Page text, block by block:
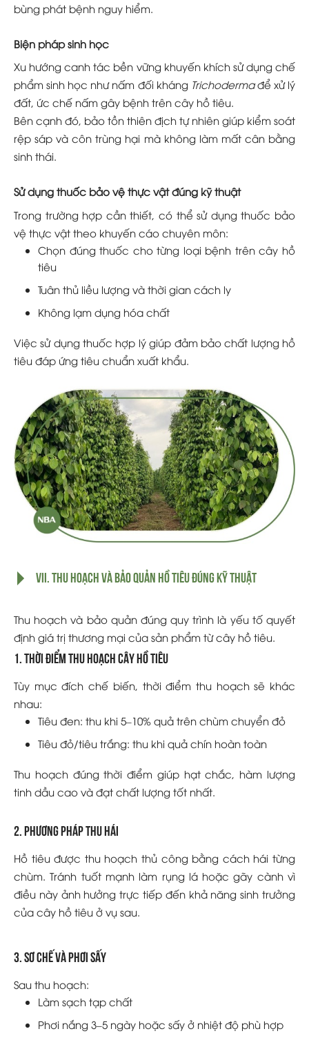
bùng phát bệnh nguy hiểm.
Biện pháp sinh học
Xu hướng canh tác bền vững khuyến khích sử dụng chế
phẩm sinh học như nấm đối kháng Trichodermađể xử lý
đất, ức chế nấm gây bệnh trên cây hồ tiêu.
Bên cạnh đó, bảo tồn thiên địch tự nhiên giúp kiểm soát
rệp sáp và côn trùng hại mà không làm mất cân bằng
sinh thái.
Sử dụng thuốc bảo vệ thực vật đúng kỹ thuật
Trong trường hợp cần thiết, có thể sử dụng thuốc bảo
vệ thực vật theo khuyến cáo chuyên môn:
Chọn đúng thuốc cho từng loại bệnh trên cây hồ
tiêu
Tuân thủ liều lượng và thời gian cách ly
Không lạm dụng hóa chất
Việc sử dụng thuốc hợp lý giúp đảm bảo chất lượng hồ
tiêu đáp ứng tiêu chuẩn xuất khẩu.
VII. Thu Hoạch Và Bảo Quản Hồ Tiêu Đúng Kỹ Thuật
Thu hoạch và bảo quản đúng quy trình là yếu tố quyết
định giá trị thương mại của sản phẩm từ cây hồ tiêu.
1. Thời điểm thu hoạch cây hồ tiêu
Tùy mục đích chế biến, thời điểm thu hoạch sẽ khác
nhau:
Tiêu đen: thu khi 5–10% quả trên chùm chuyển đỏ
Tiêu đỏ/tiêu trắng: thu khi quả chín hoàn toàn
Thu hoạch đúng thời điểm giúp hạt chắc, hàm lượng
tinh dầu cao và đạt chất lượng tốt nhất.
2. Phương pháp thu hái
Hồ tiêu được thu hoạch thủ công bằng cách hái từng
chùm. Tránh tuốt mạnh làm rụng lá hoặc gãy cành vì
điều này ảnh hưởng trực tiếp đến khả năng sinh trưởng
của cây hồ tiêu ở vụ sau.
3. Sơ chế và phơi sấy
Sau thu hoạch:
Làm sạch tạp chất
Phơi nắng 3–5 ngày hoặc sấy ở nhiệt độ phù hợp